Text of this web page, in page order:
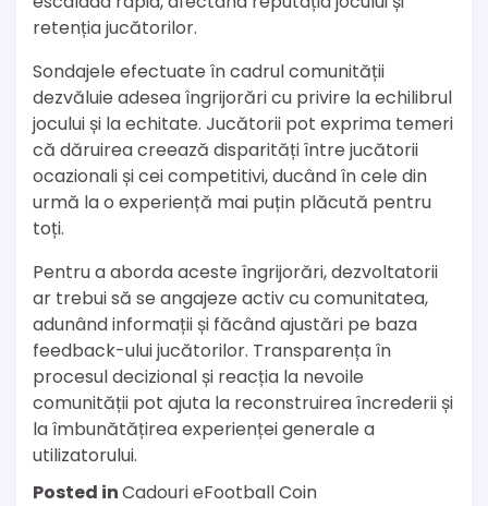
retenția jucătorilor.
Sondajele efectuate în cadrul comunității
dezvăluie adesea îngrijorări cu privire la echilibrul
jocului și la echitate. Jucătorii pot exprima temeri
că dăruirea creează disparități între jucătorii
ocazionali și cei competitivi, ducând în cele din
urmă la o experiență mai puțin plăcută pentru
toți.
Pentru a aborda aceste îngrijorări, dezvoltatorii
ar trebui să se angajeze activ cu comunitatea,
adunând informații și făcând ajustări pe baza
feedback-ului jucătorilor. Transparența în
procesul decizional și reacția la nevoile
comunității pot ajuta la reconstruirea încrederii și
la îmbunătățirea experienței generale a
utilizatorului.
Posted inCadouri eFootball Coin